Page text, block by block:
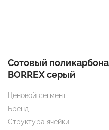
Сотовый
BORREX серый
Ценовой сегмент
Бренд
Структура ячейки